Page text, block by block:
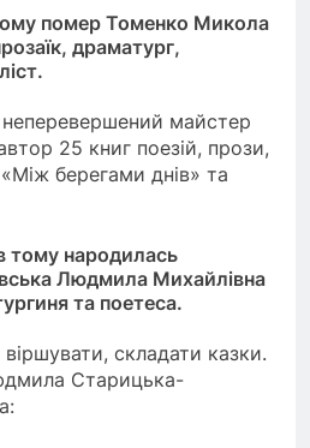
помер Томенко Микола
драматург,
майстер
25 книг поезій, прози,
берегами днів» та
тому народилась
Людмила Михайлівна
та поетеса.
складати казки.
Старицька-